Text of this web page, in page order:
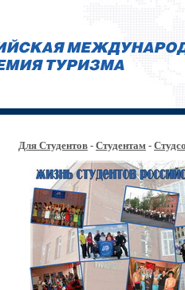
Для Студентов - Студентам -